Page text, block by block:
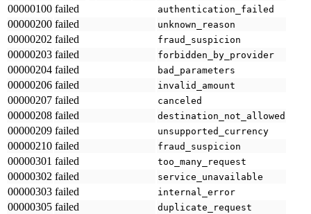
00000100 failed authentication_failed
00000200 failed unknown_reason
00000202 failed fraud_suspicion
00000203 failed forbidden_by_provider
00000204 failed bad_parameters
00000206 failed invalid_amount
00000207 failed canceled
00000208 failed destination_not_allowed
00000209 failed unsupported_currency
00000210 failed fraud_suspicion
00000301 failed too_many_request
00000302 failed service_unavailable
00000303 failed internal_error
00000305 failed duplicate_request